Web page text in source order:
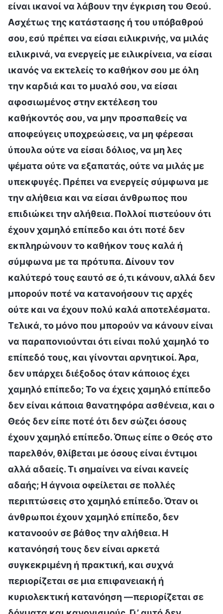
είναι ικανοί να λάβουν την έγκριση του Θεού.
Ασχέτως της κατάστασης ή του υπόβαθρού
σου, εσύ πρέπει να είσαι ειλικρινής, να μιλάς
ειλικρινά, να ενεργείς με ειλικρίνεια, να είσαι
ικανός να εκτελείς το καθήκον σου με όλη
την καρδιά και το μυαλό σου, να είσαι
αφοσιωμένος στην εκτέλεση του
καθήκοντός σου, να μην προσπαθείς να
αποφεύγεις υποχρεώσεις, να μη φέρεσαι
ύπουλα ούτε να είσαι δόλιος, να μη λες
ψέματα ούτε να εξαπατάς, ούτε να μιλάς με
υπεκφυγές. Πρέπει να ενεργείς σύμφωνα με
την αλήθεια και να είσαι άνθρωπος που
επιδιώκει την αλήθεια. Πολλοί πιστεύουν ότι
έχουν χαμηλό επίπεδο και ότι ποτέ δεν
εκπληρώνουν το καθήκον τους καλά ή
σύμφωνα με τα πρότυπα. Δίνουν τον
καλύτερό τους εαυτό σε ό,τι κάνουν, αλλά δεν
μπορούν ποτέ να κατανοήσουν τις αρχές
ούτε και να έχουν πολύ καλά αποτελέσματα.
Τελικά, το μόνο που μπορούν να κάνουν είναι
να παραπονιούνται ότι είναι πολύ χαμηλό το
επίπεδό τους, και γίνονται αρνητικοί. Άρα,
δεν υπάρχει διέξοδος όταν κάποιος έχει
χαμηλό επίπεδο; Το να έχεις χαμηλό επίπεδο
δεν είναι κάποια θανατηφόρα ασθένεια, και ο
Θεός δεν είπε ποτέ ότι δεν σώζει όσους
έχουν χαμηλό επίπεδο. Όπως είπε ο Θεός στο
παρελθόν, θλίβεται με όσους είναι έντιμοι
αλλά αδαείς. Τι σημαίνει να είναι κανείς
αδαής; Η άγνοια οφείλεται σε πολλές
περιπτώσεις στο χαμηλό επίπεδο. Όταν οι
άνθρωποι έχουν χαμηλό επίπεδο, δεν
κατανοούν σε βάθος την αλήθεια. Η
κατανόησή τους δεν είναι αρκετά
συγκεκριμένη ή πρακτική, και συχνά
περιορίζεται σε μια επιφανειακή ή
κυριολεκτική κατανόηση —περιορίζεται σε